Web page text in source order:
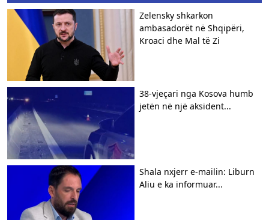
Zelensky shkarkon
ambasadorët në Shqipëri,
Kroaci dhe Mal të Zi
38-vjeçari nga Kosova humb
jetën në një aksident...
Shala nxjerr e-mailin: Liburn
Aliu e ka informuar...